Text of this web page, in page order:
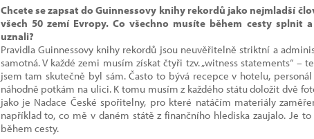
Chcete se zapsat do Guinnessovy knihy rekordů jako nejmladší
všech 50 zemí Evropy. Co všechno musíte během cesty splnit
uznali?
Pravidla Guinnessovy knihy rekordů jsou neuvěřitelně striktní a
samotná. V každé zemi musím získat čtyři tzv. „witness statements“ –
jsem tam skutečně byl sám. Často to bývá recepce v hotelu,
náhodně potkám na ulici. K tomu musím z každého státu doložit dvě
jako je Nadace České spořitelny, pro které natáčím materiály
například to, co mě v daném státě z finančního hlediska zaujalo. Je
během cesty.